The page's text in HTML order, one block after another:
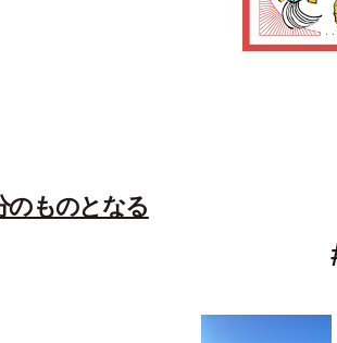
のものとなる